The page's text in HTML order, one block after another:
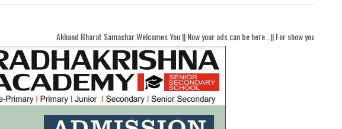
Akhand Bharat Samachar Welcomes You || Now your ads can be here...|| For show your ads here contact